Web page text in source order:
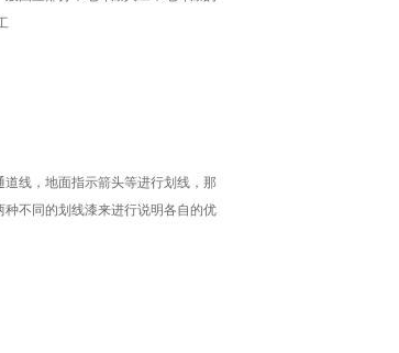
线，地面指示箭头等进行划线，那
不同的划线漆来进行说明各自的优